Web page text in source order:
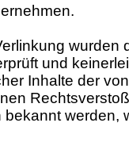
wurden
und
Inhalte der
werden,